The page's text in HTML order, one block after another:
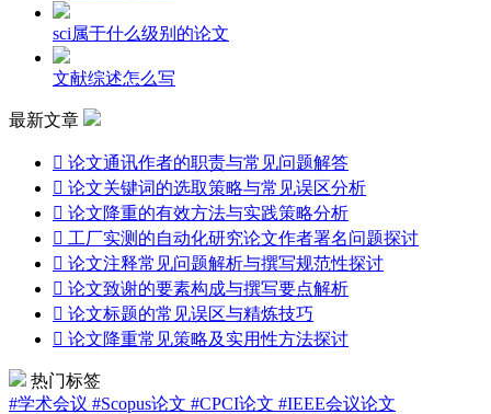
sci属于什么级别的论文
文献综述怎么写
最新文章
 论文通讯作者的职责与常见问题解答
 论文关键词的选取策略与常见误区分析
 论文降重的有效方法与实践策略分析
 工厂实测的自动化研究论文作者署名问题探讨
 论文注释常见问题解析与撰写规范性探讨
 论文致谢的要素构成与撰写要点解析
 论文标题的常见误区与精炼技巧
 论文降重常见策略及实用性方法探讨
热门标签
#学术会议 #Scopus论文 #CPCI论文 #IEEE会议论文